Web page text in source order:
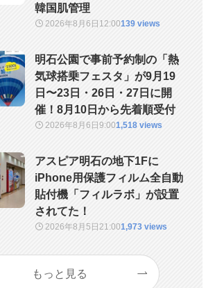
韓国肌管理
2026年8月6日 12:00139 views
明石公園で事前予約制の「熱
気球搭乗フェスタ」が9月19
日〜23日・26日・27日に開
催！8月10日から先着順受付
2026年8月6日9:001,518 views
アスピア明石の地下1Fに
iPhone用保護フィルム全自動
貼付機「フィルラボ」が設置
されてた！
2026年8月5日21:001,973 views
もっと見る